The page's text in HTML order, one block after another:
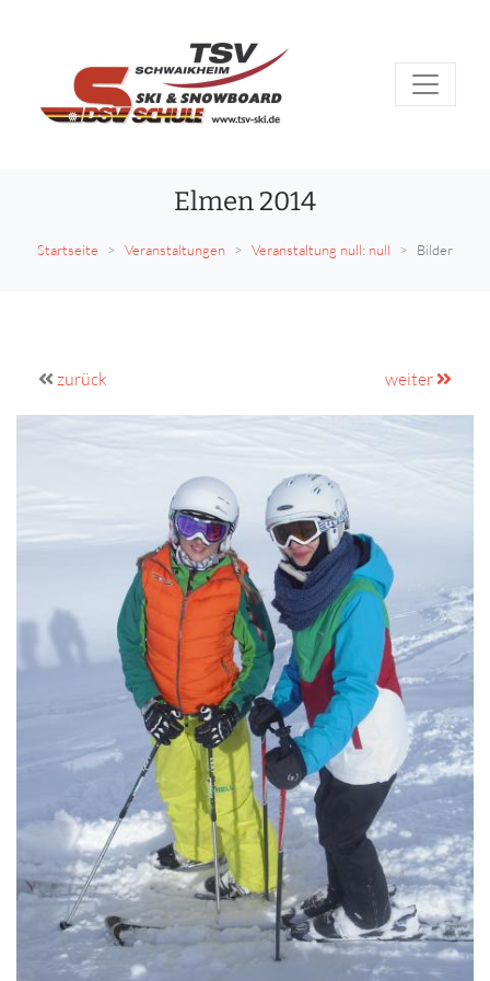
Elmen 2014
Startseite Veranstaltungen Veranstaltung null: null Bilder
zurück weiter